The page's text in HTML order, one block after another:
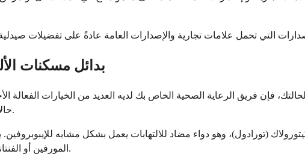
بدائل مسكنات
لحالتك، فإن فريق الرعاية الصحية الخاص بك لديه العديد من الخيارات الفعالة
حالات صحية أو مخاوف تجعل الأدوية المختارة في المقام الأول إشكالية.
(تورادول)، وهو دواء مضاد للالتهابات يعمل بشكل مشابه
المورفين أو الفنتانيل، على الرغم من أن هذه الأدوية تحمل مخاطر وآثارًا جانبية مختلفة.